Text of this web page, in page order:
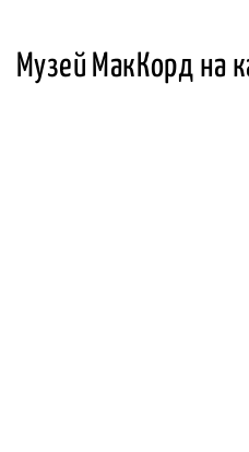
Музей МакКорд на